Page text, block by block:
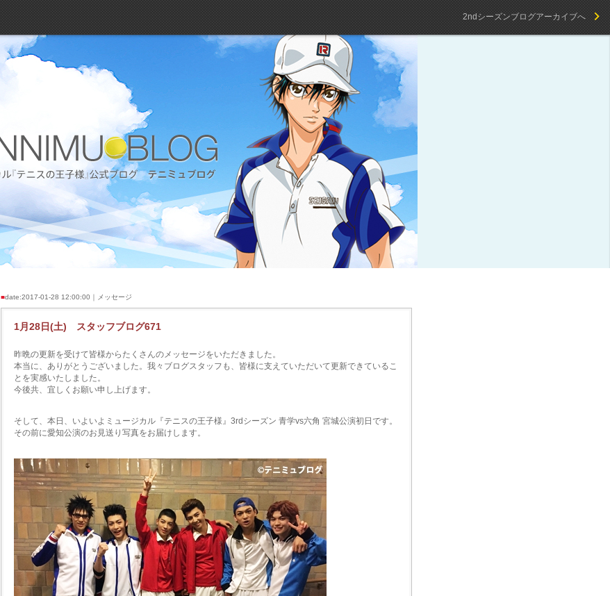
2ndシーズンブログアーカイブへ
■date:2017-01-28 12:00:00｜メッセージ
1月28日(土) スタッフブログ671
昨晩の更新を受けて皆様からたくさんのメッセージをいただきました。
本当に、ありがとうございました。我々ブログスタッフも、皆様に支えていただいて更新できているこ
とを実感いたしました。
今後共、宜しくお願い申し上げます。
そして、本日、いよいよミュージカル『テニスの王子様』3rdシーズン 青学vs六角 宮城公演初日です。
その前に愛知公演のお見送り写真をお届けします。